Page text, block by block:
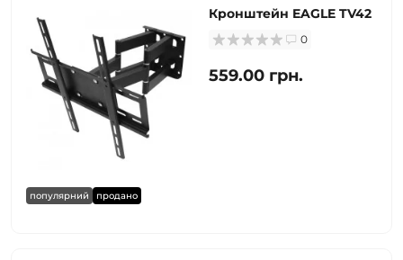
популярний продано
Кронштейн EAGLE TV42
0
559.00 грн.